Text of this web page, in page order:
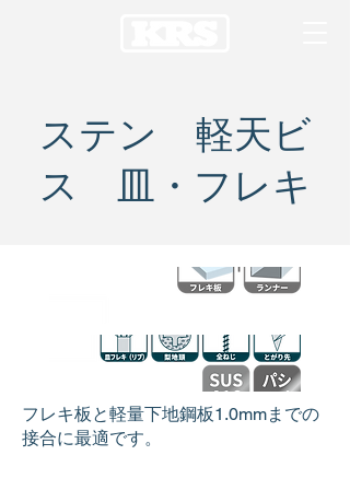
ステン 軽天ビ
ス 皿・フレキ
フレキ板と軽量下地鋼板1.0mmまでの
接合に最適です。